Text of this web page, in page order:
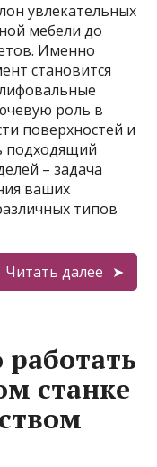
увлекательных
мебели до
Именно
становится
роль в
поверхностей и
подходящий
– задача
ваших
типов
Читать далее
станке